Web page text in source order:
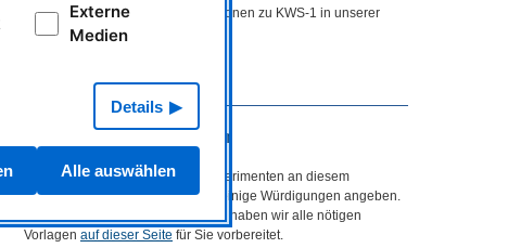
Finden Sie alle aktuellen Publikationen zu KWS-1 in unserer
Publikationsdatenbank iMPULSE:
Zitiervorlagen für Nutzer
In allen Publikationen, die auf Experimenten an diesem
Instrument basieren, müssen Sie einige Würdigungen angeben.
Um Ihnen die Arbeit zu erleichtern, haben wir alle nötigen
Vorlagen auf dieser Seite für Sie vorbereitet.
Externe
Medien
Details
Alle auswählen